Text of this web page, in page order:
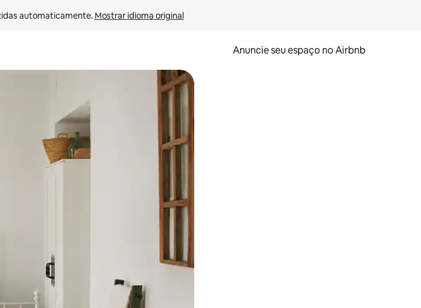
automaticamente. Mostrar idioma original
Anuncie seu espaço no Airbnb
para baixo do teclado ou tocando e deslizando o dedo na tela.